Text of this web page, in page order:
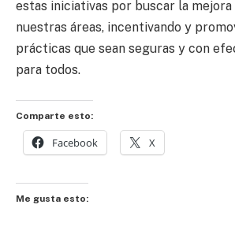
estas iniciativas por buscar la mejora
nuestras áreas, incentivando y
prácticas que sean seguras y con
para todos.
Comparte esto:
Facebook X
Me gusta esto: